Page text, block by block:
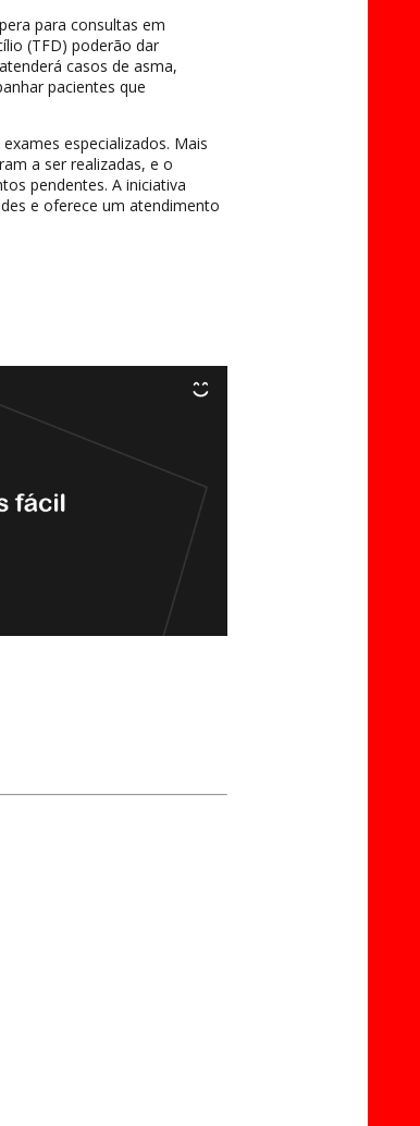
para consultas em
(TFD) poderão dar
casos de asma,
pacientes que
especializados. Mais
a ser realizadas, e o
pendentes. A iniciativa
e oferece um atendimento